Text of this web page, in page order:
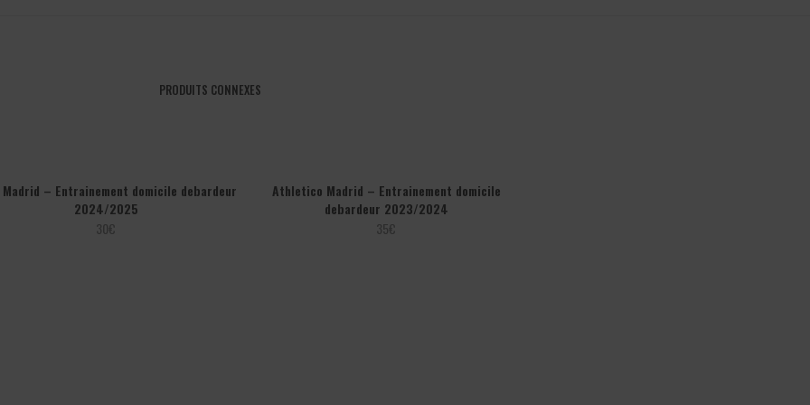
PRODUITS CONNEXES
Madrid – Entrainement domicile debardeur
2024/2025
30€
Athletico Madrid – Entrainement domicile
debardeur 2023/2024
35€